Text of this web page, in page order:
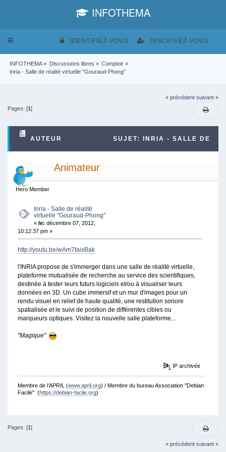
INFOTHEMA
Toggle
IDENTIFIEZ-VOUS INSCRIVEZ-VOUS
INFOTHEMA» Discussions libres » Comptoir»
Inria - Salle de réalité virtuelle "Gouraud-Phong"
« précédent suivant »
Pages: [1]
AUTEUR SUJET: INRIA - SALLE DE
RÉALITÉ VIRTUELLE "GOURAUD-PHONG" (LU
4365 FOIS)
Animateur
Hero Member
Inria - Salle de réalité
virtuelle "Gouraud-Phong"
«le: décembre 07, 2012,
10:12:37 pm »
http://youtu.be/wAm7faixBak
l'INRIA propose de s'immerger dans une salle de réalité virtuelle,
plateforme mutualisée de recherche au service des scientifiques,
destinée à tester leurs futurs logiciels et/ou à visualiser leurs
données en 3D. Un cube immersif et un mur d'images pour un
rendu visuel en relief de haute qualité, une restitution sonore
spatialisée et le suivi de position de différentes cibles ou
marqueurs optiques. Visitez la nouvelle salle plateforme...
"Magique"
IP archivée
Membre de l'APRIL (www.april.org) / Membre du bureau Association "Debian
Facile" (https://debian-facile.org)
Pages: [1 ]
« précédent suivant »